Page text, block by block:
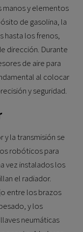
manos y elementos
de gasolina, la
hasta los frenos,
dirección. Durante
de aire para
al colocar
y seguridad.
y la transmisión se
robóticos para
vez instalados los
el radiador.
entre los brazos
y los
neumáticas